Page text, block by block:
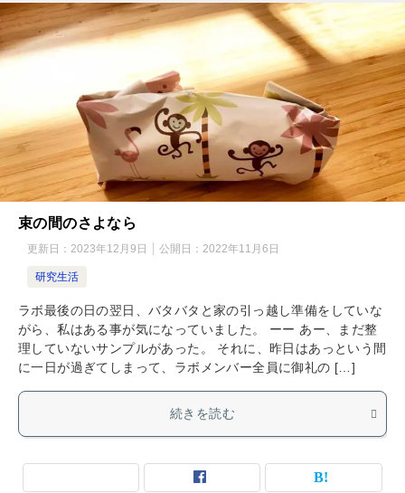
束の間のさよなら
更新日： 2023年12月9日 公開日： 2022年11月6日
研究生活
ラボ最後の日の翌日、バタバタと家の引っ越し準備をしていな
がら、私はある事が気になっていました。 ーー あー、まだ整
理していないサンプルがあった。 それに、昨日はあっという間
に一日が過ぎてしまって、ラボメンバー全員に御礼の […]
続きを読む